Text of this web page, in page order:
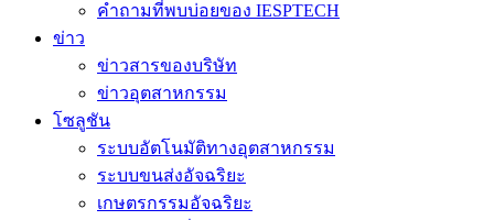
คำถามที่พบบ่อยของ IESPTECH
ข่าว
ข่าวสารของบริษัท
ข่าวอุตสาหกรรม
โซลูชัน
ระบบอัตโนมัติทางอุตสาหกรรม
ระบบขนส่งอัจฉริยะ
เกษตรกรรมอัจฉริยะ